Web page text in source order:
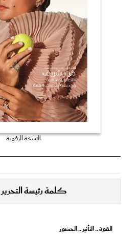
النسخة الرقمية
كلمة رئيسة التحرير
القوة .. التأثير .. الحضور